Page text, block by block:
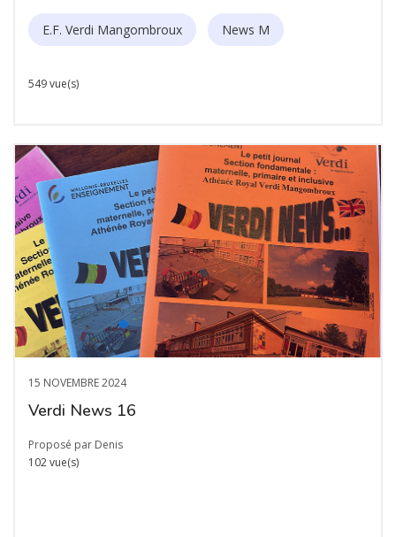
E.F. Verdi Mangombroux News M
549 vue(s)
15 NOVEMBRE 2024
Verdi News 16
Proposé par Denis
102 vue(s)